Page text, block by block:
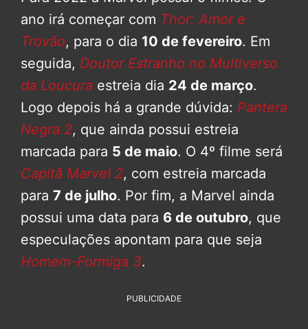
ano irá começar com Thor: Amor e
Trovão, para o dia 10 de fevereiro. Em
seguida, Doutor Estranho no Multiverso
da Loucura estreia dia 24 de março.
Logo depois há a grande dúvida: Pantera
Negra 2, que ainda possui estreia
marcada para 5 de maio. O 4º filme será
Capitã Marvel 2, com estreia marcada
para 7 de julho. Por fim, a Marvel ainda
possui uma data para 6 de outubro, que
especulações apontam para que seja
Homem-Formiga 3.
PUBLICIDADE